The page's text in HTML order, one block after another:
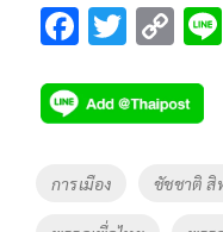
F
e
b
o
o
T
tt
er
C
p
y
Li
Tags
การเมือง ชัชชาติ